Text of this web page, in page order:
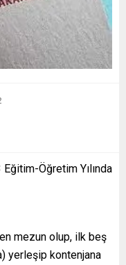
Öğretim Yılında
mezun olup, ilk beş
yerleşip kontenjana